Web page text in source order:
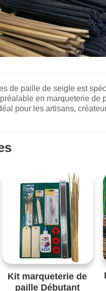
de paille de seigle est
en marqueterie
pour les artisans,
Kit marqueterie de
paille Débutant